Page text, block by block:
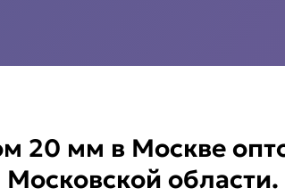
20 мм в Москве
области.